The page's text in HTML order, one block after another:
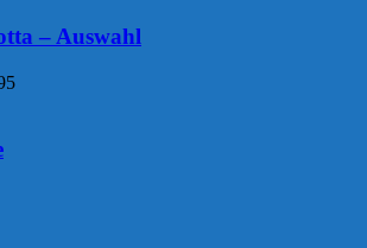
– Auswahl
Preisspanne: